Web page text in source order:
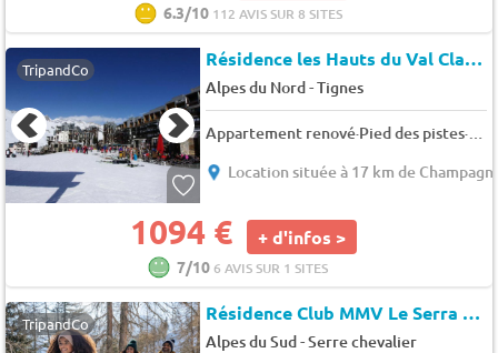
6.3/10 112 AVIS SUR 8 SITES
TripandCo Résidence les Hauts du Val Claret 3
Alpes du Nord-Tignes
Appartement renové·Pied des pistes·Balcon - 4 pers. - 40m2 - TV
Location située à 17 km de
1094 € + d'infos >
7/106 AVIS SUR 1 SITES
TripandCo Résidence Club MMV Le Serra Neva (1202491)
Alpes du Sud-Serre chevalier